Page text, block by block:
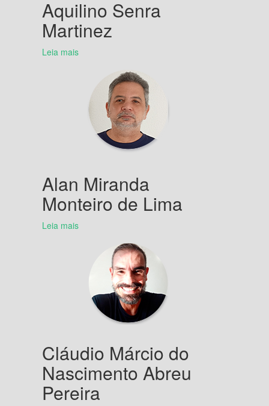
Aquilino Senra
Martinez
Leia mais
Alan Miranda
Monteiro de Lima
Leia mais
Cláudio Márcio do
Nascimento Abreu
Pereira